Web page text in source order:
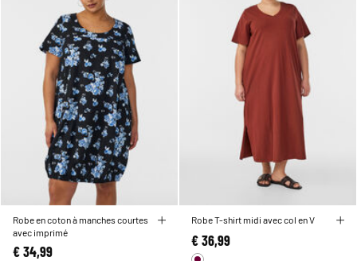
Robe en coton à manches courtes
avec imprimé
€ 34,99
Robe T-shirt midi avec col en V
€ 36,99